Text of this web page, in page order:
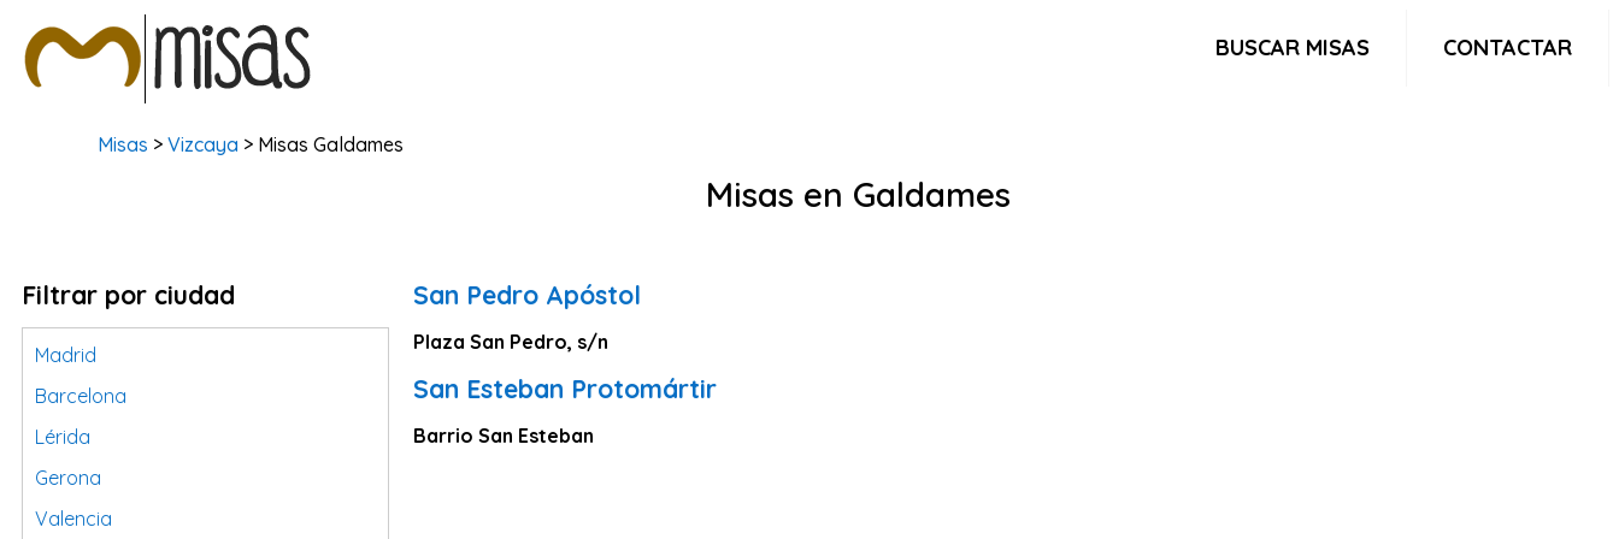
BUSCAR MISAS CONTACTAR
Misas >Vizcaya > Misas Galdames
Misas en Galdames
Filtrar por ciudad
Madrid
Barcelona
Lérida
Gerona
Valencia
San Pedro Apóstol
Plaza San Pedro, s/n
San Esteban Protomártir
Barrio San Esteban